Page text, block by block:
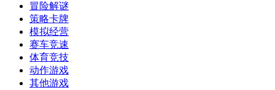
冒险解谜
策略卡牌
模拟经营
赛车竞速
体育竞技
动作游戏
其他游戏